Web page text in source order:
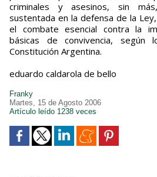
criminales y asesinos, sin
sustentada en la defensa de la
el combate esencial contra la
básicas de convivencia, según
Constitución Argentina.
eduardo caldarola de bello
Franky
Martes, 15 de Agosto 2006
Artículo leído 1238 veces